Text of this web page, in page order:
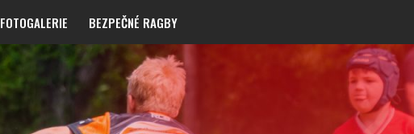
FOTOGALERIE BEZPEČNÉ RAGBY